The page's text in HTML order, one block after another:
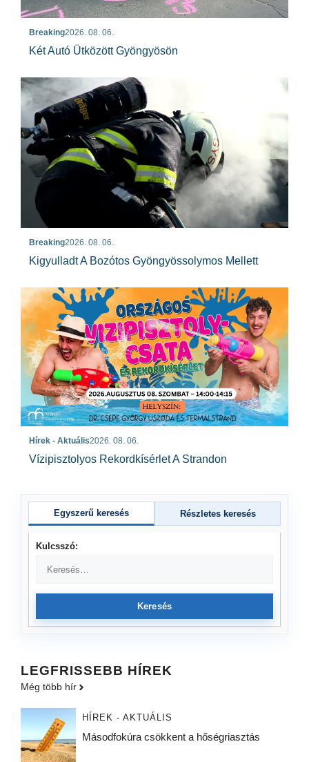
Breaking2026. 08. 06.
Két Autó Ütközött Gyöngyösön
Breaking2026. 08. 06.
Kigyulladt A Bozótos Gyöngyössolymos Mellett
Hírek - Aktuális2026. 08. 06.
Vízipisztolyos Rekordkísérlet A Strandon
Egyszerű keresés Részletes keresés
Kulcsszó:
Keresés
LEGFRISSEBB HÍREK
Még több hír
HÍREK - AKTUÁLIS
Másodfokúra csökkent a hőségriasztás